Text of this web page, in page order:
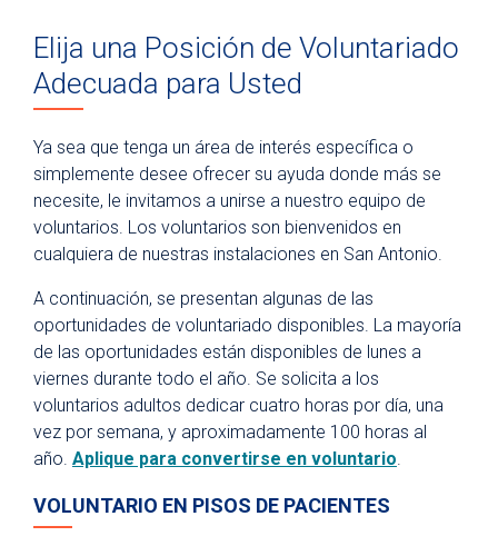
University Health Foundation
Give Blood
Volunteer
Volunteer Opportunities
How to Apply
Special Event Guidelines
Elija una Posición de Voluntariado
Adecuada para Usted
Ya sea que tenga un área de interés específica o
simplemente desee ofrecer su ayuda donde más se
necesite, le invitamos a unirse a nuestro equipo de
voluntarios. Los voluntarios son bienvenidos en
cualquiera de nuestras instalaciones en San Antonio.
A continuación, se presentan algunas de las
oportunidades de voluntariado disponibles. La mayoría
de las oportunidades están disponibles de lunes a
viernes durante todo el año. Se solicita a los
voluntarios adultos dedicar cuatro horas por día, una
vez por semana, y aproximadamente 100 horas al
año. Aplique para convertirse en voluntario
VOLUNTARIO EN PISOS DE PACIENTES